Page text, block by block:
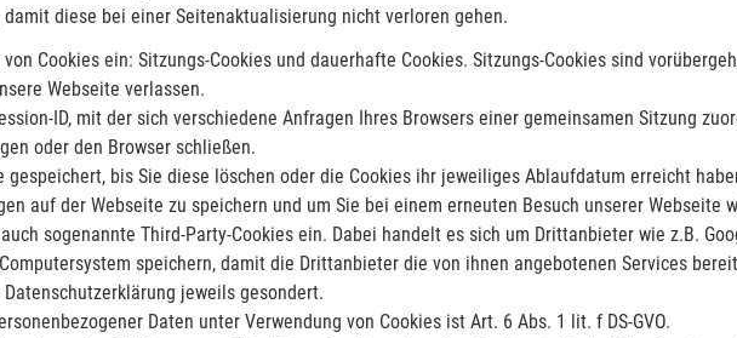
diese bei einer Seitenaktualisierung nicht verloren gehen.
Cookies ein: Sitzungs-Cookies und dauerhafte Cookies. Sitzungs-Cookies sind
Webseite verlassen.
ID, mit der sich verschiedene Anfragen Ihres Browsers einer gemeinsamen Sitzung
oder den Browser schließen.
bis Sie diese löschen oder die Cookies ihr jeweiliges Ablaufdatum erreicht
auf der Webseite zu speichern und um Sie bei einem erneuten Besuch unserer Webseite
sogenannte Third-Party-Cookies ein. Dabei handelt es sich um Drittanbieter wie z.B.
speichern, damit die Drittanbieter die von ihnen angebotenen Services
jeweils gesondert.
Daten unter Verwendung von Cookies ist Art. 6 Abs. 1 lit. f DS-GVO.